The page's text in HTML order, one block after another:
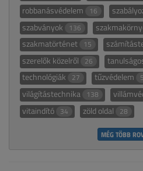
robbanásvédelem 16
szabványok 136
szakmatörténet 15
szerelők közelről 26
technológiák 27 tűzvédelem
világítástechnika 138
vitaindító 34 zöld oldal 28
MÉG TÖBB